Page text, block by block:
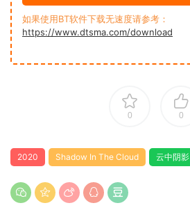
如果使用BT软件下载无速度请参考：
https://www.dtsma.com/download
0 0
2020 Shadow In The Cloud 云中阴影